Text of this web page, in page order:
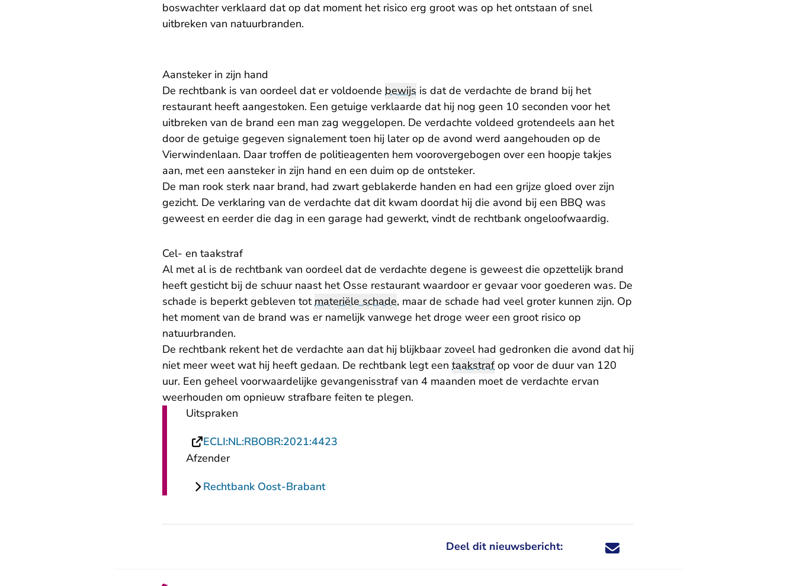
boswachter verklaard dat op dat moment het risico erg groot was op het ontstaan of snel
uitbreken van natuurbranden.
Aansteker in zijn hand
De rechtbank is van oordeel dat er voldoende bewijs is dat de verdachte de brand bij het
restaurant heeft aangestoken. Een getuige verklaarde dat hij nog geen 10 seconden voor het
uitbreken van de brand een man zag weggelopen. De verdachte voldeed grotendeels aan het
door de getuige gegeven signalement toen hij later op de avond werd aangehouden op de
Vierwindenlaan. Daar troffen de politieagenten hem voorovergebogen over een hoopje takjes
aan, met een aansteker in zijn hand en een duim op de ontsteker.
De man rook sterk naar brand, had zwart geblakerde handen en had een grijze gloed over zijn
gezicht. De verklaring van de verdachte dat dit kwam doordat hij die avond bij een BBQ was
geweest en eerder die dag in een garage had gewerkt, vindt de rechtbank ongeloofwaardig.
Cel- en taakstraf
Al met al is de rechtbank van oordeel dat de verdachte degene is geweest die opzettelijk brand
heeft gesticht bij de schuur naast het Osse restaurant waardoor er gevaar voor goederen was. De
schade is beperkt gebleven totmateriële schade, maar de schade had veel groter kunnen zijn. Op
het moment van de brand was er namelijk vanwege het droge weer een groot risico op
natuurbranden.
De rechtbank rekent het de verdachte aan dat hij blijkbaar zoveel had gedronken die avond dat hij
niet meer weet wat hij heeft gedaan. De rechtbank legt een taakstrafop voor de duur van 120
uur. Een geheel voorwaardelijke gevangenisstraf van 4 maanden moet de verdachte ervan
weerhouden om opnieuw strafbare feiten te plegen.
Uitspraken
ECLI:NL:RBOBR:2021:4423
Afzender
Rechtbank Oost-Brabant
Deel dit nieuwsbericht: Deel dit nieuwsbericht via X - U verlaat
Deel dit nieuwsbericht via Facebook - U
Deel dit nieuwsbericht via e-mail
Deel dit nieuwsbericht via LinkedIn - U